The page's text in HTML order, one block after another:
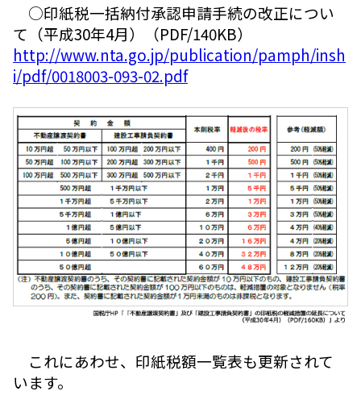
○印紙税一括納付承認申請手続の改正につい
て（平成30年4月）（PDF/140KB）
http://www.nta.go.jp/publication/pamph/insh
i/pdf/0018003-093-02.pdf
これにあわせ、印紙税額一覧表も更新されて
います。